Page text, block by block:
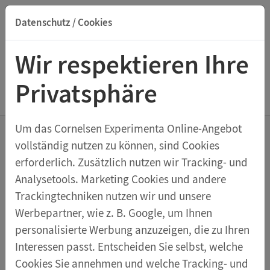
Datenschutz / Cookies
Wir respektieren Ihre
Privatsphäre
Um das Cornelsen Experimenta Online-Angebot
vollständig nutzen zu können, sind Cookies
erforderlich. Zusätzlich nutzen wir Tracking- und
Analysetools. Marketing Cookies und andere
Trackingtechniken nutzen wir und unsere
Werbepartner, wie z. B. Google, um Ihnen
personalisierte Werbung anzuzeigen, die zu Ihren
Interessen passt. Entscheiden Sie selbst, welche
Cookies Sie annehmen und welche Tracking- und
Suche nach Titel, ISBN, Webcode, Stichwort...
Menu Mathematik
Mathematik sicher
können
Sicherung mathematischer
Basiskompetenzen